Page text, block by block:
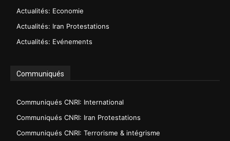
Actualités: Economie
Actualités: Iran Protestations
Actualités: Evénements
Communiqués
Communiqués CNRI: International
Communiqués CNRI: Iran Protestations
Communiqués CNRI: Terrorisme & intégrisme